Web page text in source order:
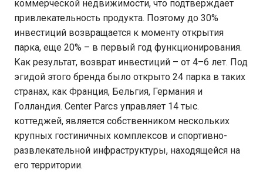
коммерческой недвижимости, что подтверждает
привлекательность продукта. Поэтому до 30%
инвестиций возвращается к моменту открытия
парка, еще 20% – в первый год функционирования.
Как результат, возврат инвестиций – от 4–6 лет. Под
эгидой этого бренда было открыто 24 парка в таких
странах, как Франция, Бельгия, Германия и
Голландия. Сenter Parcs управляет 14 тыс.
коттеджей, является собственником нескольких
крупных гостиничных комплексов и спортивно-
развлекательной инфраструктуры, находящейся на
его территории.